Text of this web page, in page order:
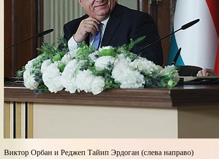
Виктор Орбан и Реджеп Тайип Эрдоган (слева направо)